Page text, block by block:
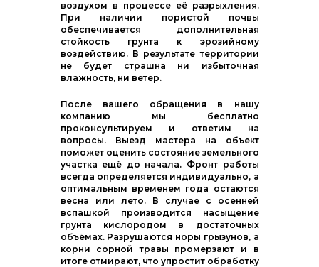
воздухом в процессе её разрыхления.
При наличии пористой почвы
обеспечивается дополнительная
стойкость грунта к эрозийному
воздействию. В результате территории
не будет страшна ни избыточная
влажность, ни ветер.
После вашего обращения в нашу
компанию мы бесплатно
проконсультируем и ответим на
вопросы. Выезд мастера на объект
поможет оценить состояние земельного
участка ещё до начала. Фронт работы
всегда определяется индивидуально, а
оптимальным временем года остаются
весна или лето. В случае с осенней
вспашкой производится насыщение
грунта кислородом в достаточных
объёмах. Разрушаются норы грызунов, а
корни сорной травы промерзают и в
итоге отмирают, что упростит обработку